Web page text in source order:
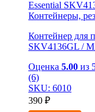
Контейнеры,
Контейнер для
SKV4136GL /
Оценка 5.00 из
(6)
SKU: 6010
390 ₽